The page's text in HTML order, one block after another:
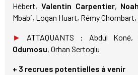
Hébert, Valentin Carpentier,
Mbabi, Logan Huart, Rémy
► ATTAQUANTS : Abdul
Odumosu, Orhan Sertoglu
+ 3 recrues potentielles à venir